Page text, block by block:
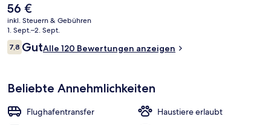
Der
aktuelle
Preis
beträgt
56 €.
56 €
inkl. Steuern & Gebühren
1. Sept.–2. Sept.
Bewertungen
7,87,8 von 10.
GutAlle 120 Bewertungen anzeigen
Beliebte Annehmlichkeiten
Flughafentransfer
Haustiere erlaubt